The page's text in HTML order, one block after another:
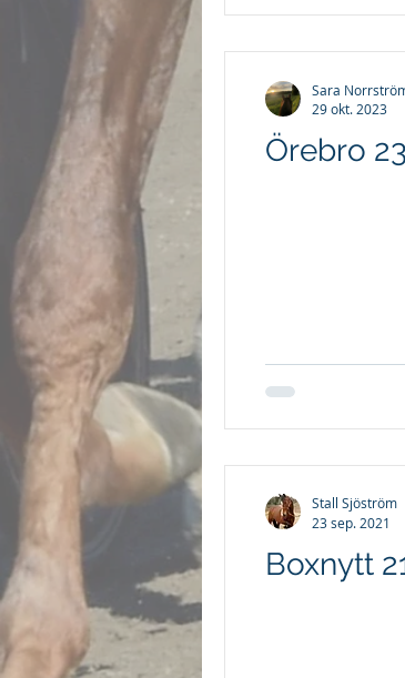
Örebro
Sara
29 okt. 2023
Boxnytt
Stall Sjöström
23 sep. 2021